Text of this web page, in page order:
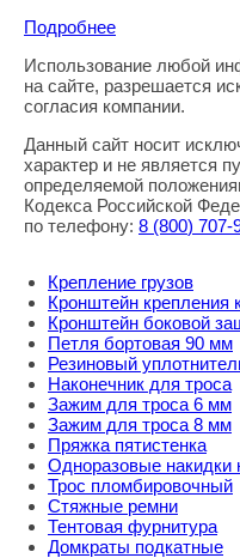
Подробнее
Правовая информация
Использование любой
на сайте, разрешается
согласия компании.
Данный сайт носит
характер и не является
определяемой
Кодекса Российской
по телефону: 8 (800) 707-
Крепление грузов
Кронштейн крепления
Кронштейн боковой
Петля бортовая 90 мм
Резиновый
Наконечник для троса
Зажим для троса 6 мм
Зажим для троса 8 мм
Пряжка пятистенка
Одноразовые накидки
Трос пломбировочный
Стяжные ремни
Тентовая фурнитура
Домкраты подкатные